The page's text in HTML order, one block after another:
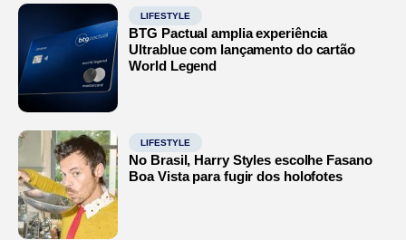
LIFESTYLE
BTG Pactual amplia experiência
Ultrablue com lançamento do cartão
World Legend
LIFESTYLE
No Brasil, Harry Styles escolhe Fasano
Boa Vista para fugir dos holofotes